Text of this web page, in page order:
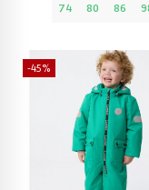
74 80 86
-45%